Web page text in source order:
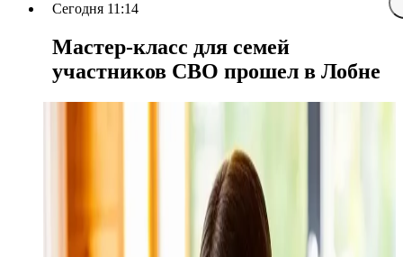
Сегодня 11:14
Мастер-класс для семей
участников СВО прошел в Лобне